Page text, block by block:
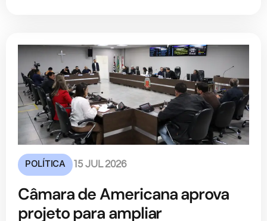
POLÍTICA 15 JUL 2026
Câmara de Americana aprova
projeto para ampliar